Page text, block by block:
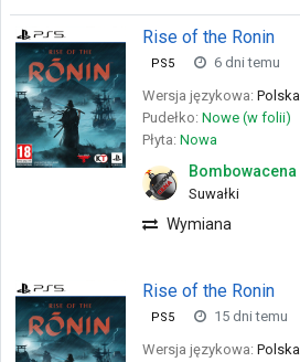
Rise of the Ronin
PS5
6 dni temu
Wersja językowa: Polska
Pudełko: Nowe (w folii)
Płyta: Nowa
Bombowacena
Suwałki
Wymiana
Rise of the Ronin
PS5
15 dni temu
Wersja językowa: Polska